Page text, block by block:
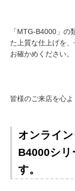
「MTG-B4000」
た上質な仕上げを
お確かめください。
皆様のご来店を心よ
オンライ
B4000シリ
す。